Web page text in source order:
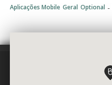
Aplicações Mobile Geral Optional -